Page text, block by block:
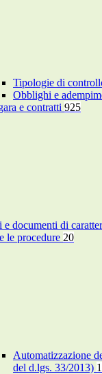
Tipologie di
Obblighi e
e contratti 925
e documenti di
le procedure 20
Automatizzazione
del d.lgs. 33/2013)